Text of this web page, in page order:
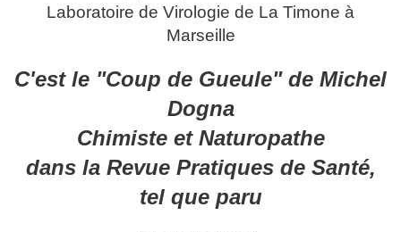
Laboratoire de Virologie de La Timone à
Marseille
C'est le "Coup de Gueule" de Michel
Dogna
Chimiste et Naturopathe
dans la Revue Pratiques de Santé,
tel que paru